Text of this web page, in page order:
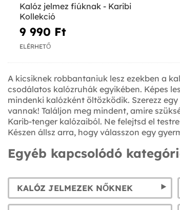
Kalóz jelmez fiúknak - Karibi
Kollekció
9 990 Ft‎
ELÉRHETŐ
A kicsiknek robbantaniuk lesz ezekben a
csodálatos kalózruhák egyikében. Képes
mindenki kalózként öltözködik. Szerezz
vannak! Találjon meg mindent, amire
Karib-tenger kalózaiból. Ne felejtsd el
Készen állsz arra, hogy válasszon egy
Egyéb kapcsolódó
KALÓZ JELMEZEK NŐKNEK